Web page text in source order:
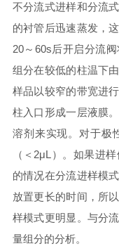
不分流式进样和分流
的衬管后迅速蒸发，
20～60s后开启分流
组分在较低的柱温下
样品以较窄的带宽进
柱入口形成一层液膜
溶剂来实现。对于极
（＜2μL）。如果进
的情况在分流进样模
放置更长的时间，所
样模式更明显。与分
量组分的分析。